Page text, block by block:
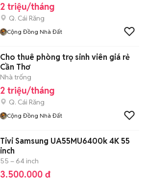
2 triệu/tháng
Q. Cái Răng
Cộng Đồng Nhà Đất
Cho thuê phòng trọ sinh viên giá rẻ
Cần Thơ
Nhà trống
2 triệu/tháng
Q. Cái Răng
Cộng Đồng Nhà Đất
Tivi Samsung UA55MU6400k 4K 55
inch
55 – 64 inch
3.500.000 đ